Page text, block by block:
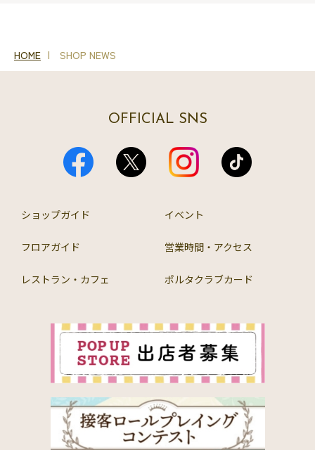
HOME SHOP NEWS
OFFICIAL SNS
ショップガイド イベント
フロアガイド 営業時間・アクセス
レストラン・カフェ ポルタクラブカード